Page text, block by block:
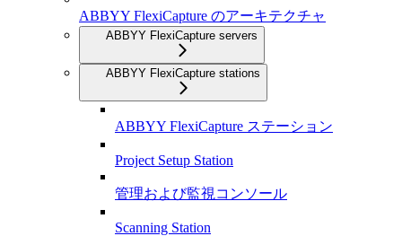
ABBYY FlexiCapture のアーキテクチャ
ABBYY FlexiCapture servers
ABBYY FlexiCapture stations
ABBYY FlexiCapture ステーション
Project Setup Station
管理および監視コンソール
Scanning Station